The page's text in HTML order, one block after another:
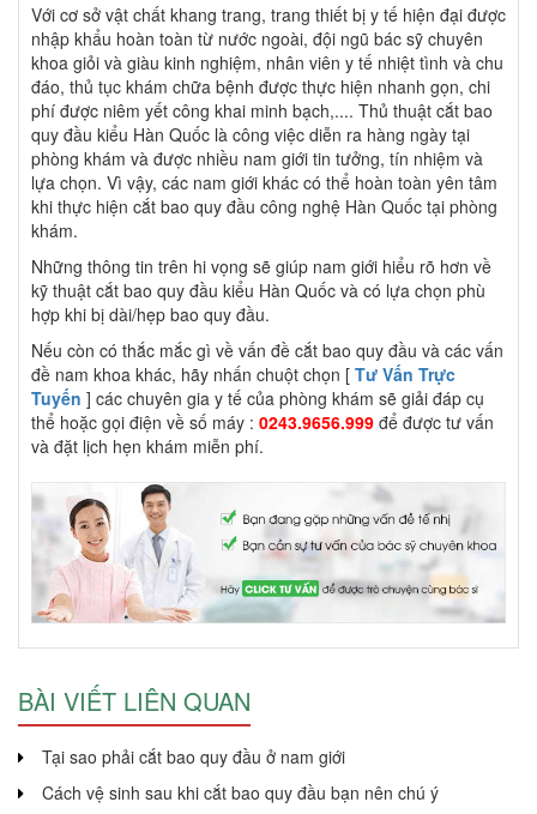
Với cơ sở vật chất khang trang, trang thiết bị y tế hiện đại được
nhập khẩu hoàn toàn từ nước ngoài, đội ngũ bác sỹ chuyên
khoa giỏi và giàu kinh nghiệm, nhân viên y tế nhiệt tình và chu
đáo, thủ tục khám chữa bệnh được thực hiện nhanh gọn, chi
phí được niêm yết công khai minh bạch,.... Thủ thuật cắt bao
quy đầu kiểu Hàn Quốc là công việc diễn ra hàng ngày tại
phòng khám và được nhiều nam giới tin tưởng, tín nhiệm và
lựa chọn. Vì vậy, các nam giới khác có thể hoàn toàn yên tâm
khi thực hiện cắt bao quy đầu công nghệ Hàn Quốc tại phòng
khám.
Những thông tin trên hi vọng sẽ giúp nam giới hiểu rõ hơn về
kỹ thuật cắt bao quy đầu kiểu Hàn Quốc và có lựa chọn phù
hợp khi bị dài/hẹp bao quy đầu.
Nếu còn có thắc mắc gì về vấn đề cắt bao quy đầu và các vấn
đề nam khoa khác, hãy nhấn chuột chọn [ Tư Vấn Trực
Tuyến ] các chuyên gia y tế của phòng khám sẽ giải đáp cụ
thể hoặc gọi điện về số máy : 0243.9656.999 để được tư vấn
và đặt lịch hẹn khám miễn phí.
BÀI VIẾT LIÊN QUAN
Tại sao phải cắt bao quy đầu ở nam giới
Cách vệ sinh sau khi cắt bao quy đầu bạn nên chú ý